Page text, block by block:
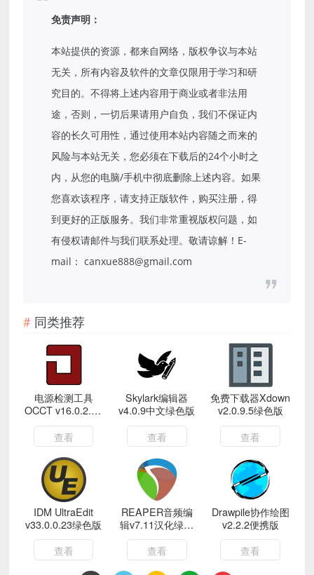
免责声明：
本站提供的资源，都来自网络，版权争议与本站
无关，所有内容及软件的文章仅限用于学习和研
究目的。不得将上述内容用于商业或者非法用
途，否则，一切后果请用户自负，我们不保证内
容的长久可用性，通过使用本站内容随之而来的
风险与本站无关，您必须在下载后的24个小时之
内，从您的电脑/手机中彻底删除上述内容。如果
您喜欢该程序，请支持正版软件，购买注册，得
到更好的正版服务。我们非常重视版权问题，如
有侵权请邮件与我们联系处理。敬请谅解！E-
mail： canxue888@gmail.com
同类推荐
电源检测工具
OCCT v16.0.2.99
绿色版
查看
Skylark编辑器
v4.0.9中文绿色版
查看
免费下载器Xdown
v2.0.9.5绿色版
查看
IDM UltraEdit
v33.0.0.23绿色版
查看
REAPER音频编
辑v7.11汉化绿色
版
查看
Drawpile协作绘图
v2.2.2便携版
查看